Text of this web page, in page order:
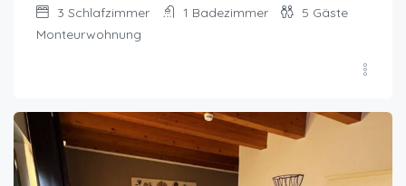
3 Schlafzimmer 1 Badezimmer 5 Gäste
Monteurwohnung